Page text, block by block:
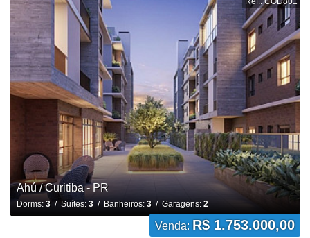
Ahú / Curitiba - PR
Dorms: 3/ Suítes: 3/ Banheiros: 3/ Garagens: 2
Venda: R$ 1.753.000,00